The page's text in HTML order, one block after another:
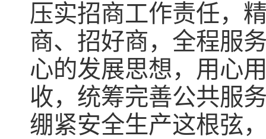
压实招商工作责任，
商、招好商，全程服
心的发展思想，用心
收，统筹完善公共服
绷紧安全生产这根弦